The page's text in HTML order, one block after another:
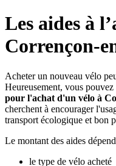
Les aides à
Corrençon-
Acheter un nouveau vélo
Heureusement, vous
pour l'achat d'un vélo à
cherchent à encourager
transport écologique et bon
Le montant des aides
le type de vélo acheté